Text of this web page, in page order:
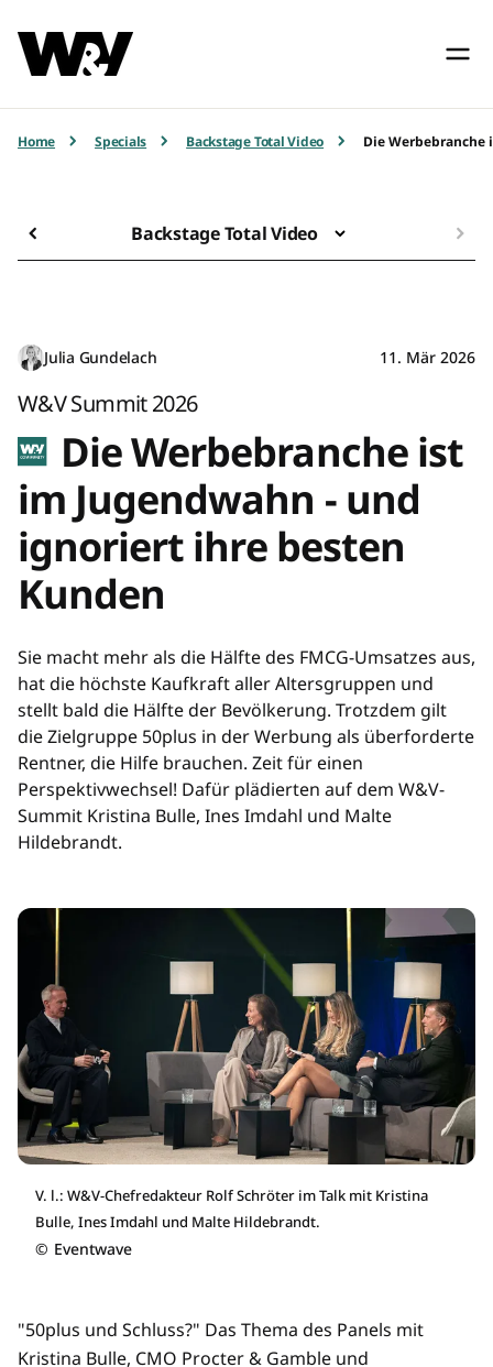
Home Specials Backstage Total Video Die
Backstage Total Video
Julia Gundelach 11. Mär 2026
W&V Summit 2026
Die Werbebranche ist
im Jugendwahn - und
ignoriert ihre besten
Kunden
Sie macht mehr als die Hälfte des FMCG-Umsatzes aus,
hat die höchste Kaufkraft aller Altersgruppen und
stellt bald die Hälfte der Bevölkerung. Trotzdem gilt
die Zielgruppe 50plus in der Werbung als überforderte
Rentner, die Hilfe brauchen. Zeit für einen
Perspektivwechsel! Dafür plädierten auf dem W&V-
Summit Kristina Bulle, Ines Imdahl und Malte
Hildebrandt.
V. l.: W&V-Chefredakteur Rolf Schröter im Talk mit Kristina
Bulle, Ines Imdahl und Malte Hildebrandt.
© Eventwave
"50plus und Schluss?" Das Thema des Panels mit
Kristina Bulle, CMO Procter & Gamble und